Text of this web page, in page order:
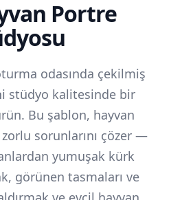
Portre
odasında çekilmiş
stüdyo kalitesinde bir
Bu şablon, hayvan
zorlu sorunlarını çözer —
yumuşak kürk
görünen tasmaları ve